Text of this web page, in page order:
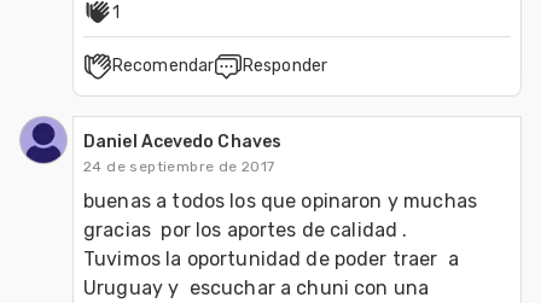
1
Recomendar Responder
Daniel Acevedo Chaves
24 de septiembre de 2017
buenas a todos los que opinaron y muchas
gracias  por los aportes de calidad .
Tuvimos la oportunidad de poder traer  a
Uruguay y  escuchar a chuni con una